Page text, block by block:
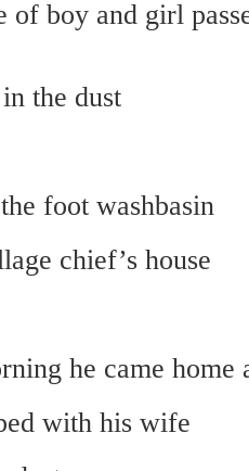
of boy and girl
the dust
foot washbasin
chief’s house
he came home
with his wife